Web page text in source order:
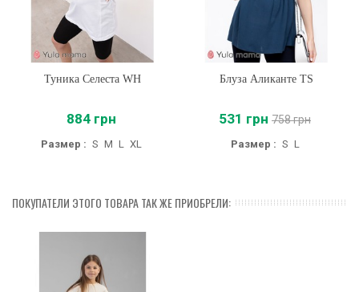
Туника Селеста WH
884 грн
Размер : S M L XL
Блуза Аликанте TS
531 грн 758 грн
Размер : S L
ПОКУПАТЕЛИ ЭТОГО ТОВАРА ТАК ЖЕ ПРИОБРЕЛИ: